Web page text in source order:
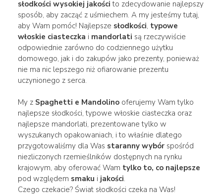
słodkości wysokiej jakości to zdecydowanie najlepszy
sposób, aby zacząć z uśmiechem. A my jesteśmy tutaj,
aby Wam pomóc! Najlepsze słodkości, typowe
włoskie ciasteczka i mandorlati są rzeczywiście
odpowiednie zarówno do codziennego użytku
domowego, jak i do zakupów jako prezenty, ponieważ
nie ma nic lepszego niż ofiarowanie prezentu
uczynionego z serca.
My z Spaghetti e Mandolinooferujemy Wam tylko
najlepsze słodkości, typowe włoskie ciasteczka oraz
najlepsze mandorlati, prezentowane tylko w
wyszukanych opakowaniach, i to właśnie dlatego
przygotowaliśmy dla Was staranny wybórspośród
niezliczonych rzemieślników dostępnych na rynku
krajowym, aby oferować Wam tylko to, co najlepsze
pod względem smaku i jakości.
Czego czekacie? Świat słodkości czeka na Was!